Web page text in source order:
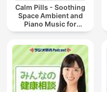
Calm Pills - Soothing
Space Ambient and
Piano Music for
Relaxing, Sleeping,
Meditation